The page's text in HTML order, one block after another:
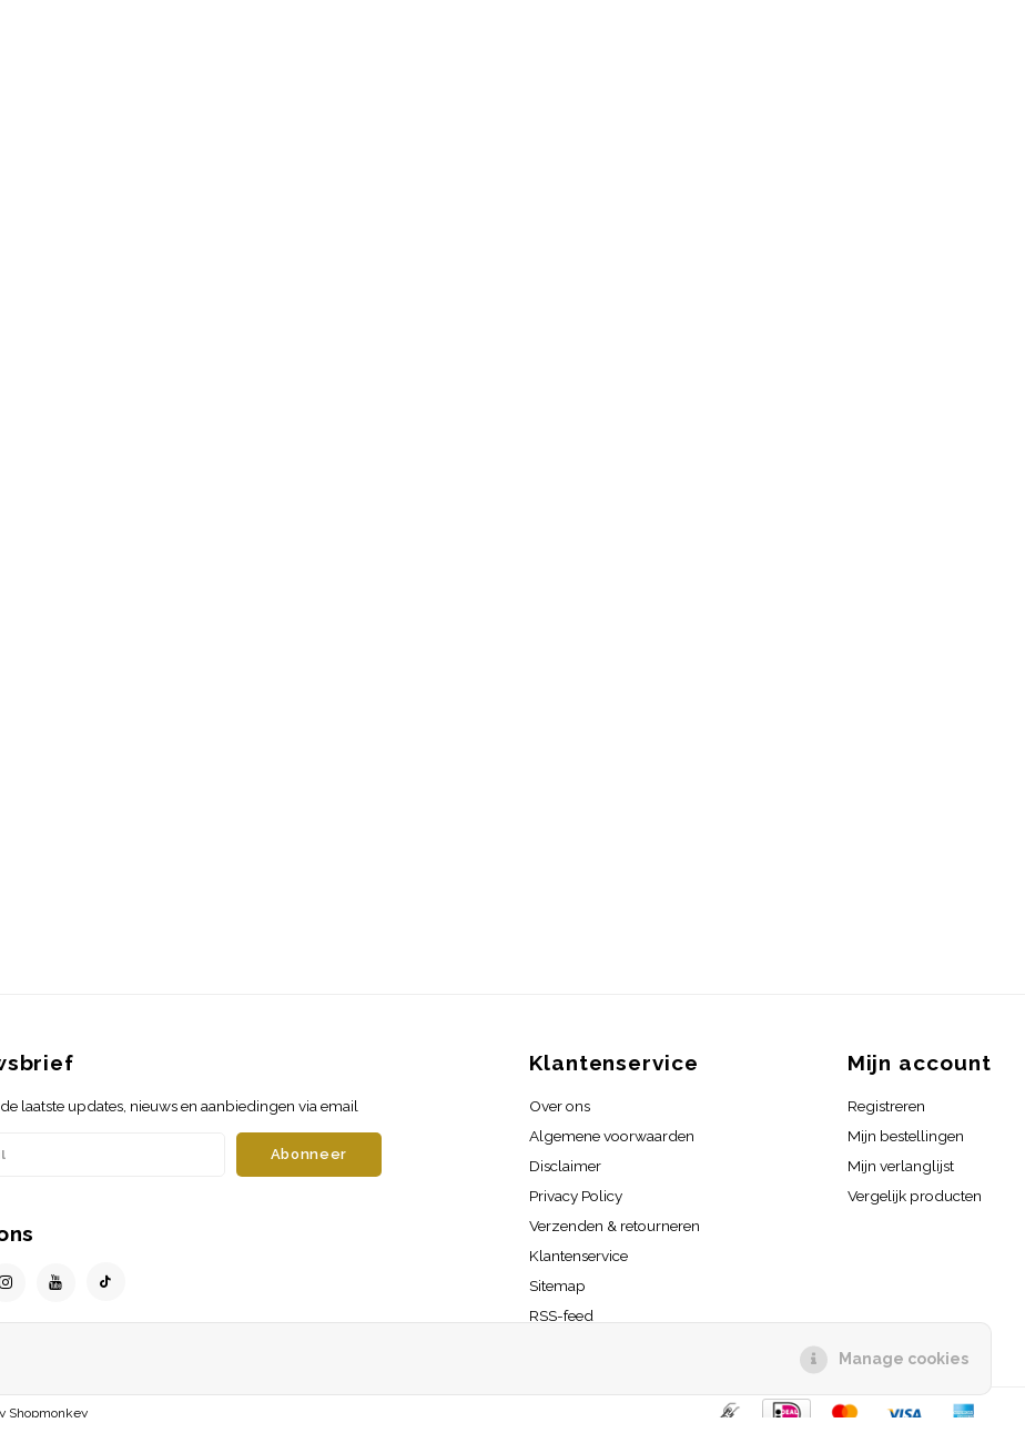
laatste updates, nieuws en aanbiedingen via email
Abonneer
Klantenservice
Over ons
Algemene voorwaarden
Disclaimer
Privacy Policy
Verzenden & retourneren
Klantenservice
Sitemap
RSS-feed
Mijn account
Registreren
Mijn bestellingen
Mijn verlanglijst
Vergelijk producten
Shopmonkey
Manage cookies